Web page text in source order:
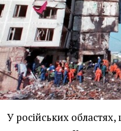
У російських